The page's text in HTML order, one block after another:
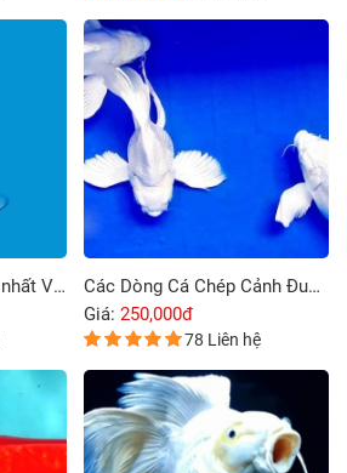
Những chú cá Koi đắt nhất Việt Nam
Các Dòng Cá Chép Cảnh Đuôi Dài Phổ Biến
Giá: 250,000đ
78 Liên hệ